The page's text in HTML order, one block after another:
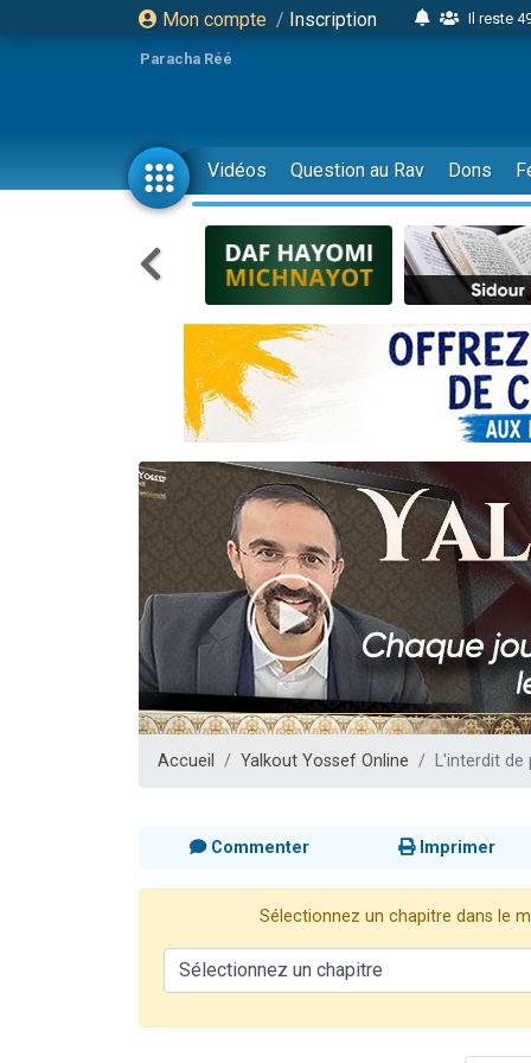
Mon compte / Inscription
Il reste
4
2
17
4 personnes
Il reste
Eva vient de
4
3
Odaya
2
13
30
Il reste
12
29
Paracha Réé
Vidéos Question au Rav Dons
Accueil Yalkout Yossef Online L'interdit de
Commenter Imprimer
Sélectionnez un chapitre dans le